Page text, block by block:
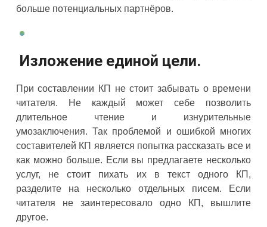
больше потенциальных партнёров.
Изложение единой цели.
При составлении КП не стоит забывать о времени
читателя. Не каждый может себе позволить
длительное чтение и изнурительные
умозаключения. Так проблемой и ошибкой многих
составителей КП является попытка рассказать все и
как можно больше. Если вы предлагаете несколько
услуг, не стоит пихать их в текст одного КП,
разделите на несколько отдельных писем. Если
читателя не заинтересовало одно КП, вышлите
другое.